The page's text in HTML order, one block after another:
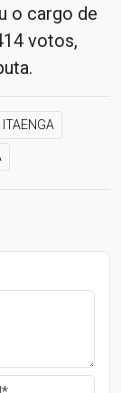
o cargo de
votos,
ITAENGA